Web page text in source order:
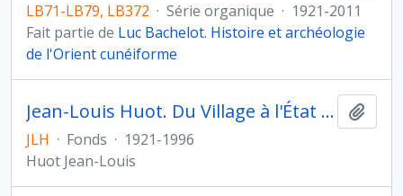
LB71-LB79, LB372 · Série organique · 1921-2011
Fait partie de Luc Bachelot. Histoire et archéologie
de l'Orient cunéiforme
Jean-Louis Huot. Du Village à l'État au Proche- et Moyen-Orient
JLH · Fonds · 1921-1996
Huot Jean-Louis